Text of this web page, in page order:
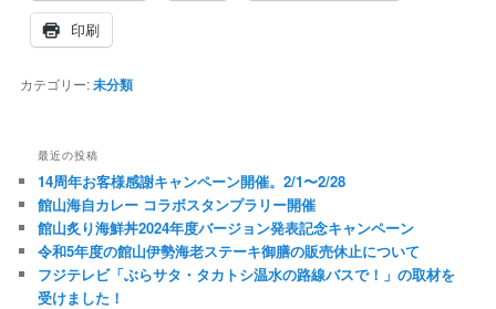
印刷
カテゴリー:未分類
最近の投稿
14周年お客様感謝キャンペーン開催。2/1〜2/28
館山海自カレー コラボスタンプラリー開催
館山炙り海鮮丼2024年度バージョン発表記念キャンペーン
令和5年度の館山伊勢海老ステーキ御膳の販売休止について
フジテレビ「ぶらサタ・タカトシ温水の路線バスで！」の取材を
受けました！